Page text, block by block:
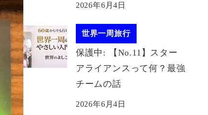
2026年6月4日
世界一周旅行
保護中: 【No.11】スター
アライアンスって何？最強
チームの話
2026年6月4日